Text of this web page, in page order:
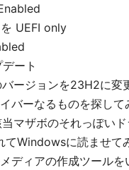
UEFI only
ート
ージョンを23H2に変
バーなるものを探して
マザボのそれっぽい
てWindowsに読ませて
ディアの作成ツールを